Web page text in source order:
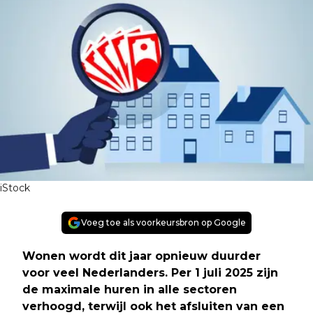
iStock
Voeg toe als voorkeursbron op Google
Wonen wordt dit jaar opnieuw duurder
voor veel Nederlanders. Per 1 juli 2025 zijn
de maximale huren in alle sectoren
verhoogd, terwijl ook het afsluiten van een